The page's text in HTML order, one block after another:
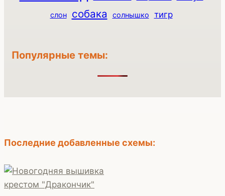
слон собака солнышко тигр
Популярные темы:
Последние добавленные схемы: